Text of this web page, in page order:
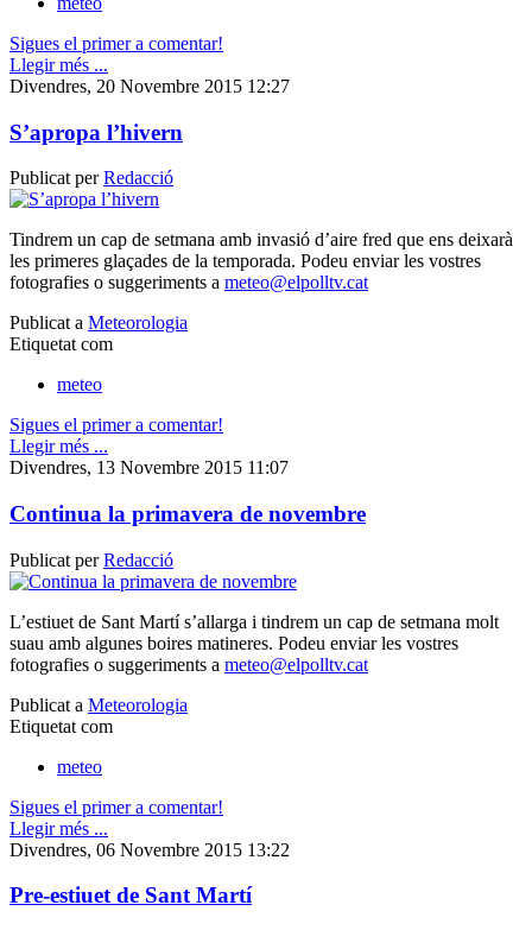
Sigues el primer a comentar!
Llegir més ...
Divendres, 20 Novembre 2015 12:27
S’apropa l’hivern
Publicat perRedacció
Tindrem un cap de setmana amb invasió d’aire fred que ens deixarà
les primeres glaçades de la temporada. Podeu enviar les vostres
fotografies o suggeriments a meteo@elpolltv.cat
Publicat a Meteorologia
Etiquetat com
meteo
Sigues el primer a comentar!
Llegir més ...
Divendres, 13 Novembre 2015 11:07
Continua la primavera de novembre
Publicat perRedacció
L’estiuet de Sant Martí s’allarga i tindrem un cap de setmana molt
suau amb algunes boires matineres. Podeu enviar les vostres
fotografies o suggeriments a meteo@elpolltv.cat
Publicat a Meteorologia
Etiquetat com
meteo
Sigues el primer a comentar!
Llegir més ...
Divendres, 06 Novembre 2015 13:22
Pre-estiuet de Sant Martí